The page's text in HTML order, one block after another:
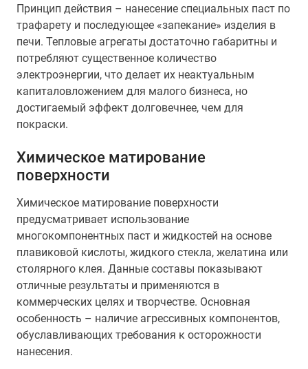
Принцип действия – нанесение специальных паст по
трафарету и последующее «запекание» изделия в
печи. Тепловые агрегаты достаточно габаритны и
потребляют существенное количество
электроэнергии, что делает их неактуальным
капиталовложением для малого бизнеса, но
достигаемый эффект долговечнее, чем для
покраски.
Химическое матирование
поверхности
Химическое матирование поверхности
предусматривает использование
многокомпонентных паст и жидкостей на основе
плавиковой кислоты, жидкого стекла, желатина или
столярного клея. Данные составы показывают
отличные результаты и применяются в
коммерческих целях и творчестве. Основная
особенность – наличие агрессивных компонентов,
обуславливающих требования к осторожности
нанесения.